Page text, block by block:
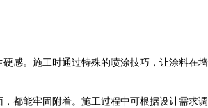
感。施工时通过特殊的喷涂技巧，让涂料在墙
都能牢固附着。施工过程中可根据设计需求调